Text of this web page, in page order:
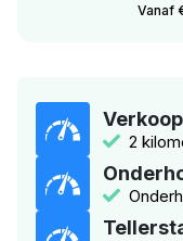
Vanaf
2